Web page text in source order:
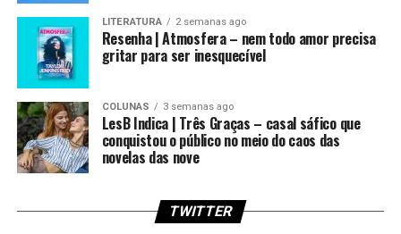
LITERATURA 2 semanas ago
Resenha | Atmosfera – nem todo amor precisa
gritar para ser inesquecível
COLUNAS 3 semanas ago
LesB Indica | Três Graças – casal sáfico que
conquistou o público no meio do caos das
novelas das nove
TWITTER